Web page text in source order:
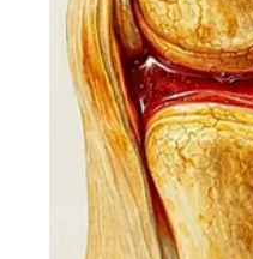
ทั้ง โพสต์ภาพตนเอง ถือใบ
ห้รู้ไว้ว่า ผมไม่ได้เป็นฝ่าย
ายร่างกายสะใจไม่พออีก
ห้หยุดนะ ไม่อยากพากันไป